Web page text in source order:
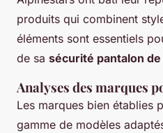
produits qui combinent
éléments sont essentiels
de sa sécurité pantalon
Analyses des marques
Les marques bien établies
gamme de modèles